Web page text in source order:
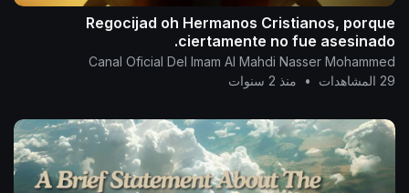
Regocijad oh Hermanos Cristianos, porque
ciertamente no fue asesinado.
Canal Oficial Del Imam Al Mahdi Nasser Mohammed
29 المشاهدات
• منذ 2 سنوات